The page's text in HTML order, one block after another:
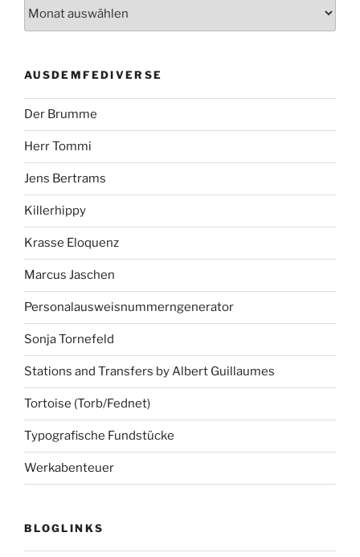
AUSDEMFEDIVERSE
Der Brumme
Herr Tommi
Jens Bertrams
Killerhippy
Krasse Eloquenz
Marcus Jaschen
Personalausweisnummerngenerator
Sonja Tornefeld
Stations and Transfers by Albert Guillaumes
Tortoise (Torb/Fednet)
Typografische Fundstücke
Werkabenteuer
BLOGLINKS